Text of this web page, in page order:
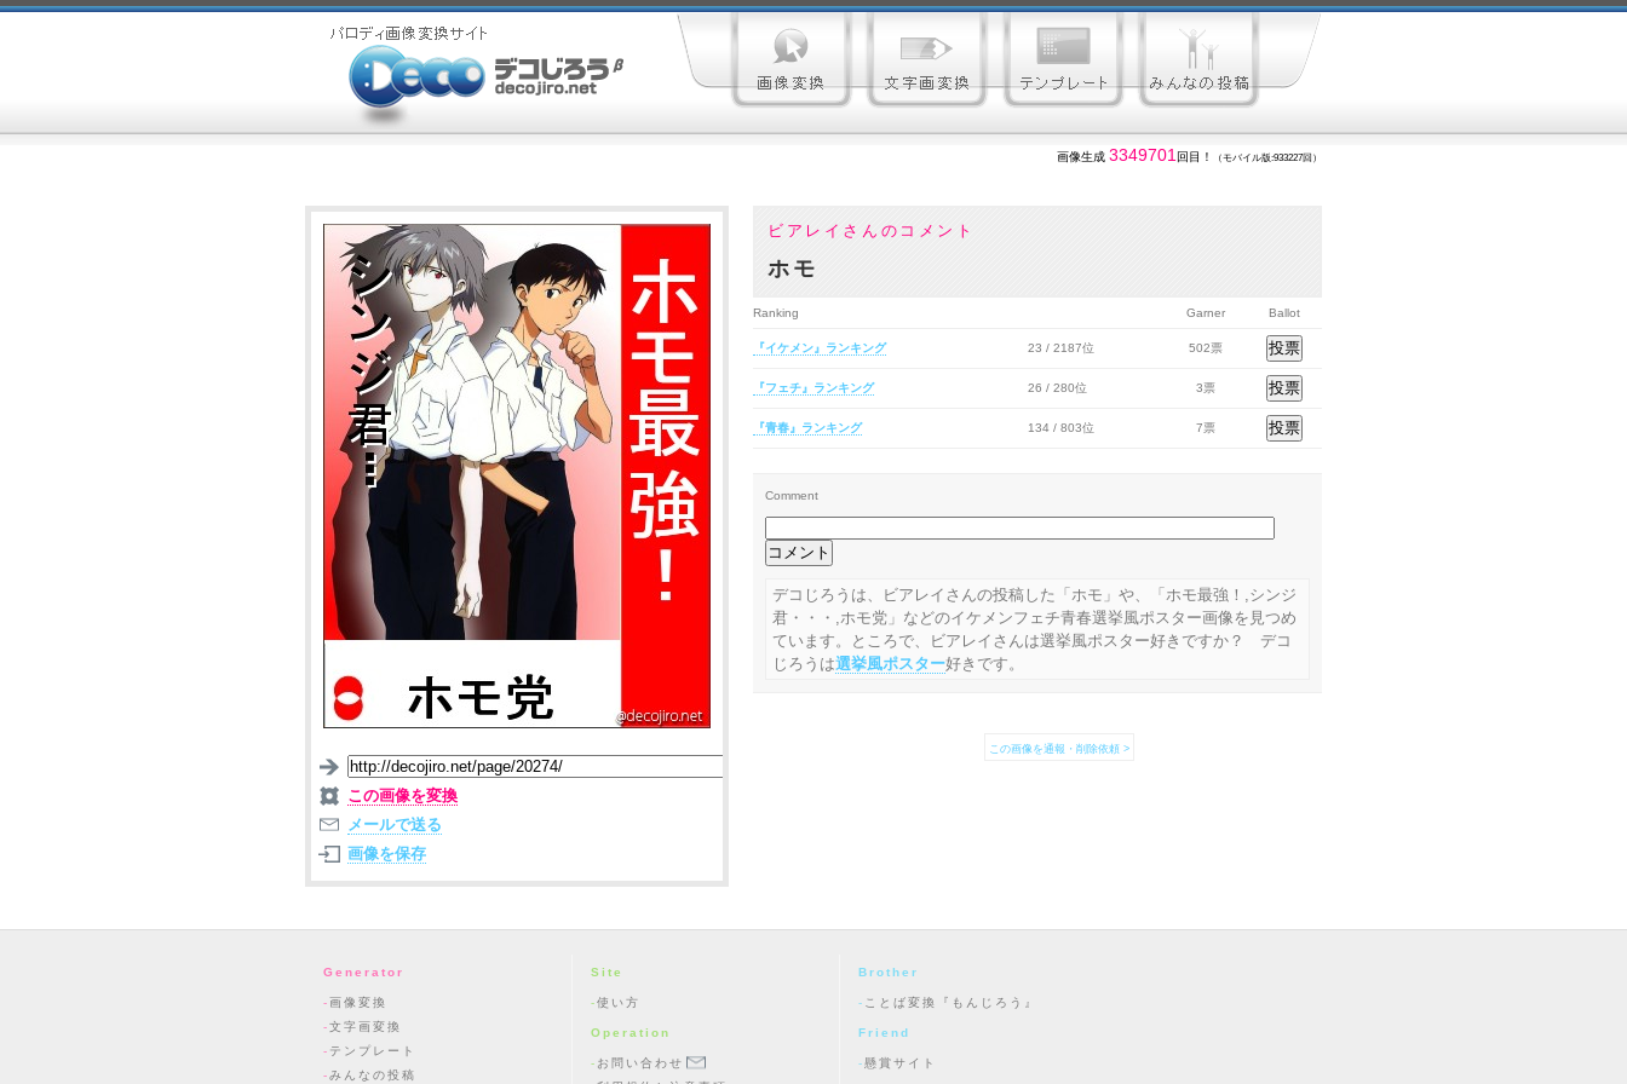
画像生成 3349701 回目！ （モバイル版:933227回）
ビアレイさんのコメント
ホモ
この画像を変換
メールで送る
画像を保存
Ranking Garner Ballot
『イケメン』ランキング 23 / 2187位 502票
『フェチ』ランキング 26 / 280位 3票
『青春』ランキング 134 / 803位 7票
Comment
デコじろうは、ビアレイさんの投稿した「ホモ」や、「ホモ最強！,シンジ
君・・・,ホモ党」などのイケメンフェチ青春選挙風ポスター画像を見つめ
ています。ところで、ビアレイさんは選挙風ポスター好きですか？ デコ
じろうは選挙風ポスター好きです。
この画像を通報・削除依頼 >
Generator
画像変換
文字画変換
テンプレート
みんなの投稿
Site
使い方
Operation
お問い合わせ
Brother
ことば変換『もんじろう』
Friend
懸賞サイト